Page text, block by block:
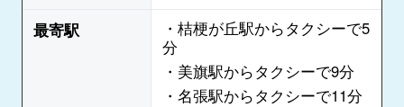
最寄駅
・桔梗が丘駅からタクシーで5
分
・美旗駅からタクシーで9分
・名張駅からタクシーで11分